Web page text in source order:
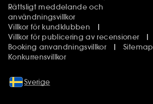
Rättsligt meddelande och
användningsvillkor
Villkor för kundklubben
Villkor för publicering av recensioner
Booking anvandningsvillkor
Sitemap
Konkurrensvillkor
Sverige